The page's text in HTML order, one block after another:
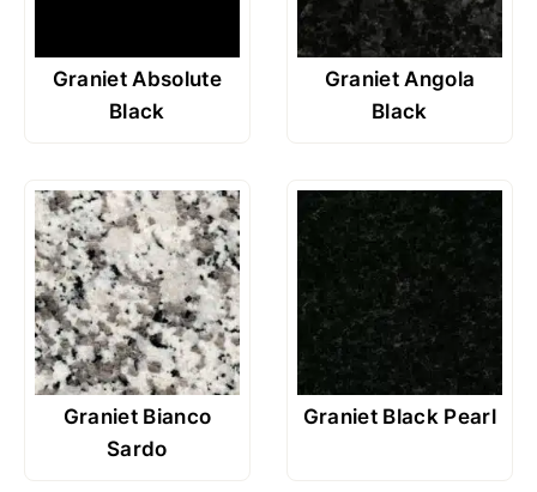
Graniet Absolute
Black
Graniet Angola
Black
Graniet Bianco
Sardo
Graniet Black Pearl